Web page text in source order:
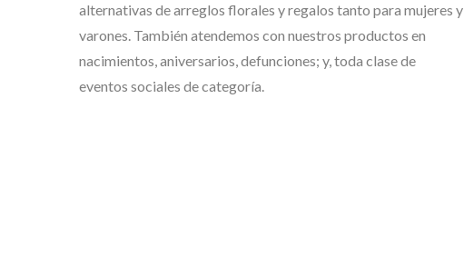
alternativas de arreglos florales y regalos tanto para mujeres y
varones. También atendemos con nuestros productos en
nacimientos, aniversarios, defunciones; y, toda clase de
eventos sociales de categoría.